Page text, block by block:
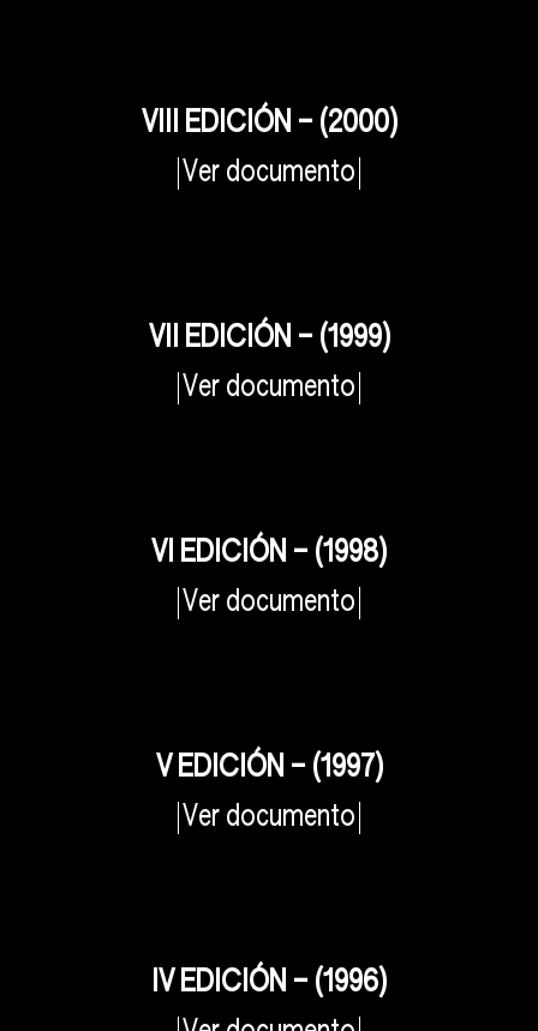
VIII EDICIÓN – (2000)
Ver documento
VII EDICIÓN – (1999)
Ver documento
VI EDICIÓN – (1998)
Ver documento
V EDICIÓN – (1997)
Ver documento
IV EDICIÓN – (1996)